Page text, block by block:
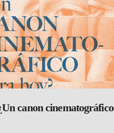
canon cinematográfico